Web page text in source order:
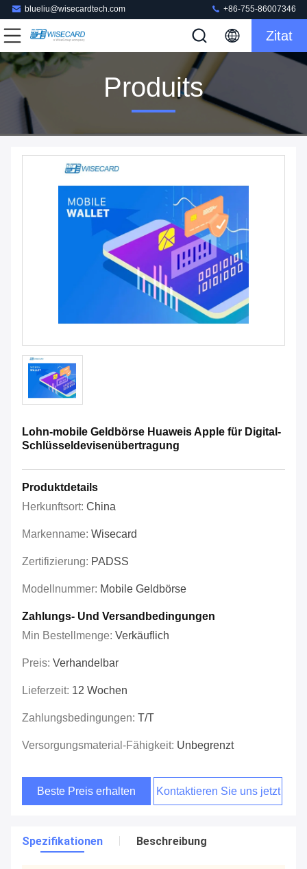
blueliu@wisecardtech.com +86-755-86007346
Zitat
Produits
Lohn-mobile Geldbörse Huaweis Apple für Digital-
Schlüsseldevisenübertragung
Produktdetails
Herkunftsort: China
Markenname: Wisecard
Zertifizierung: PADSS
Modellnummer: Mobile Geldbörse
Zahlungs- Und Versandbedingungen
Min Bestellmenge: Verkäuflich
Preis: Verhandelbar
Lieferzeit: 12 Wochen
Zahlungsbedingungen: T/T
Versorgungsmaterial-Fähigkeit: Unbegrenzt
Beste Preis erhalten Kontaktieren Sie uns jetzt
Spezifikationen Beschreibung